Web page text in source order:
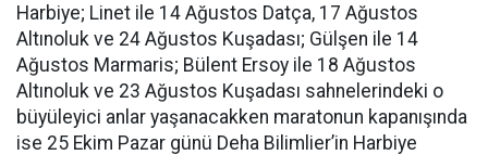
Harbiye; Linet ile 14 Ağustos Datça, 17 Ağustos
Altınoluk ve 24 Ağustos Kuşadası; Gülşen ile 14
Ağustos Marmaris; Bülent Ersoy ile 18 Ağustos
Altınoluk ve 23 Ağustos Kuşadası sahnelerindeki o
büyüleyici anlar yaşanacakken maratonun kapanışında
ise 25 Ekim Pazar günü Deha Bilimlier’in Harbiye